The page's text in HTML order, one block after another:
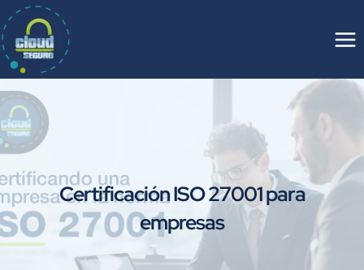
Saltar
al
contenido
Certificación ISO 27001 para
empresas